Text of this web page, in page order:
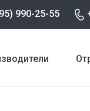
990-25-55